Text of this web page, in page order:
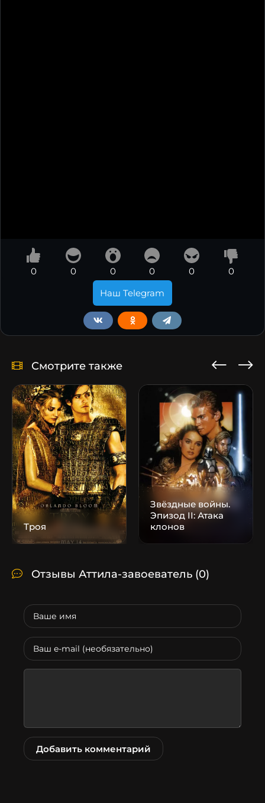
0 0 0 0 0
0
Наш Telegram
Смотрите также
Троя
Звёздные войны.
Эпизод II: Атака
клонов
Отзывы Аттила-завоеватель (0)
Добавить комментарий